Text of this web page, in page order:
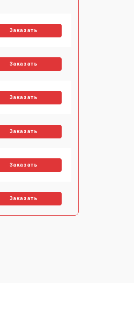
Заказать
Заказать
Заказать
Заказать
Заказать
Заказать